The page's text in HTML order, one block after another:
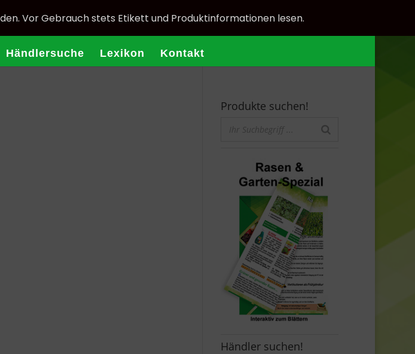
Händlersuche Lexikon Kontakt
Produkte suchen!
Händler suchen!
Vor Gebrauch stets Etikett und Produktinformationen lesen.